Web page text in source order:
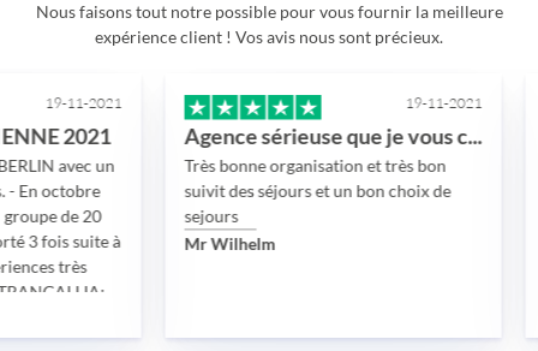
Nous faisons tout notre possible pour vous fournir la meilleure
expérience client ! Vos avis nous sont précieux.
11-2021
un
20
suite à
19-11-2021
Agence sérieuse que je vous conseille
Très bonne organisation et très bon
suivit des séjours et un bon choix de
Mr Wilhelm